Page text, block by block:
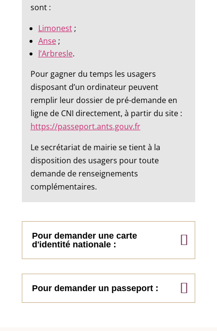
sont :
Limonest;
Anse;
l’Arbresle.
Pour gagner du temps les usagers
disposant d’un ordinateur peuvent
remplir leur dossier de pré-demande en
ligne de CNI directement, à partir du site :
https://passeport.ants.gouv.fr
Le secrétariat de mairie se tient à la
disposition des usagers pour toute
demande de renseignements
complémentaires.
Pour demander une carte
d'identité nationale :
Pour demander un passeport :